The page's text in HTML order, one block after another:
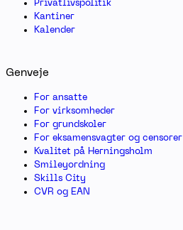
Privatlivspolitik
Kantiner
Kalender
Genveje
For ansatte
For virksomheder
For grundskoler
For eksamensvagter og censorer
Kvalitet på Herningsholm
Smileyordning
Skills City
CVR og EAN